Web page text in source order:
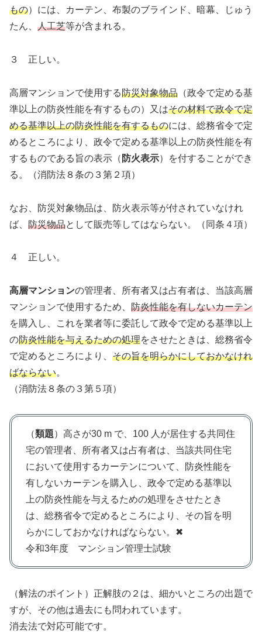
もの）には、カーテン、布製のブラインド、暗幕、じゅう
たん、 人工芝等が含まれる。
３ 正しい。
高層マンションで使用する防災対象物品 （政令で定める基
準以上の防炎性能を有するもの）又はその材料で政令で定
める基準以上の防炎性能を有するものには、総務省令で定
めるところにより、政令で定める基準以上の防炎性能を有
するものである旨の表示（ 防火表示）を付することができ
る。（消防法８条の３第２項）
なお、防災対象物品は、防火表示等が付されていなけれ
ば、 防災物品として販売等してはならない。（同条４項）
４ 正しい。
高層マンションの管理者、所有者又は占有者は、当該高層
マンションで使用するため、 防炎性能を有しないカーテン
を購入し、これを業者等に委託して政令で定める基準以上
の防炎性能を与えるための処理をさせたときは、総務省令
で定めるところにより、 その旨を明らかにしておかなけれ
ばならない。
（消防法８条の３第５項）
（類題）高さが30 m で、100 人が居住する共同住
宅の管理者、所有者又は占有者は、当該共同住宅
において使用するカーテンについて、防炎性能を
有しないカーテンを購入し、政令で定める基準以
上の防炎性能を与えるための処理をさせたとき
は、総務省令で定めるところにより、その旨を明
らかにしておかなければならない。✖
令和3年度 マンション管理士試験
（解法のポイント）正解肢の２は、細かいところの出題で
すが、その他は過去にも問われています。
消去法で対応可能です。